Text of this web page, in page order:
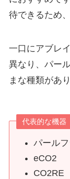
待できるため
一口にアブレ
異なり、パー
まな種類があ
代表的な機器
パール
eCO2
CO2RE